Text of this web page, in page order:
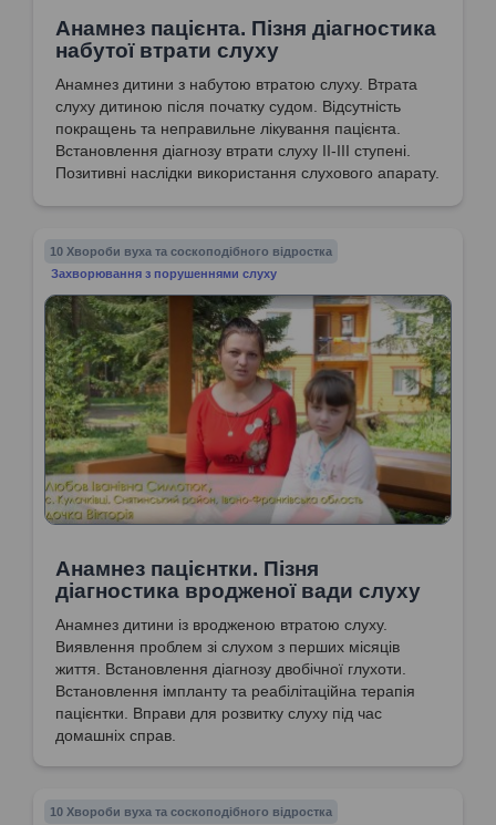
Анамнез пацієнта. Пізня діагностика
набутої втрати слуху
Анамнез дитини з набутою втратою слуху. Втрата
слуху дитиною після початку судом. Відсутність
покращень та неправильне лікування пацієнта.
Встановлення діагнозу втрати слуху ІІ-ІІІ ступені.
Позитивні наслідки використання слухового апарату.
10 Хвороби вуха та соскоподібного відростка
Захворювання з порушеннями слуху
Анамнез пацієнтки. Пізня
діагностика вродженої вади слуху
Анамнез дитини із вродженою втратою слуху.
Виявлення проблем зі слухом з перших місяців
життя. Встановлення діагнозу двобічної глухоти.
Встановлення імпланту та реабілітаційна терапія
пацієнтки. Вправи для розвитку слуху під час
домашніх справ.
10 Хвороби вуха та соскоподібного відростка